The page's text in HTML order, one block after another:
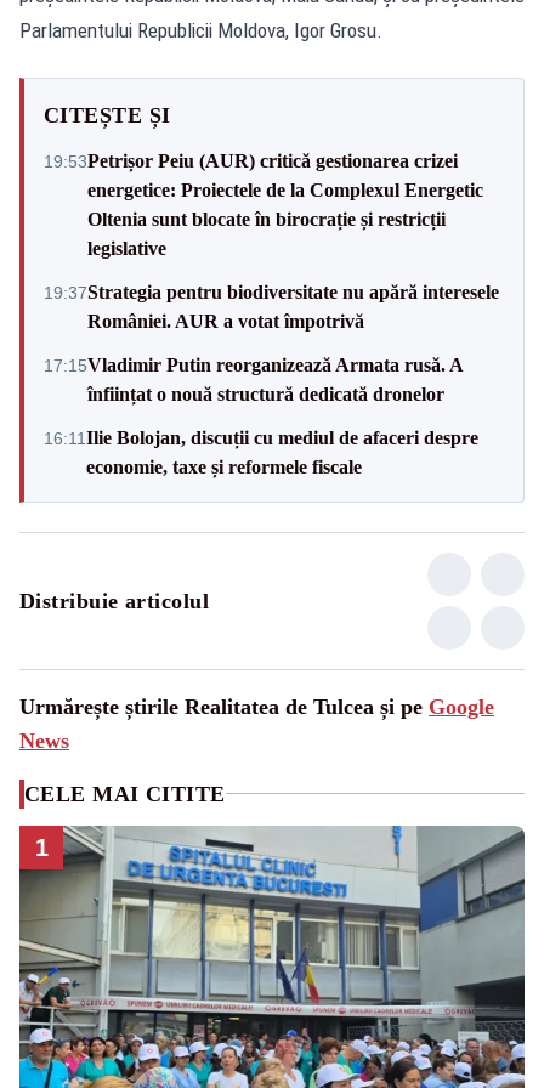
Parlamentului Republicii Moldova, Igor Grosu.
CITEȘTE ȘI
19:53Petrișor Peiu (AUR) critică gestionarea crizei
energetice: Proiectele de la Complexul Energetic
Oltenia sunt blocate în birocrație și restricții
legislative
19:37Strategia pentru biodiversitate nu apără interesele
României. AUR a votat împotrivă
17:15Vladimir Putin reorganizează Armata rusă. A
înființat o nouă structură dedicată dronelor
16:11Ilie Bolojan, discuții cu mediul de afaceri despre
economie, taxe și reformele fiscale
Distribuie articolul
Urmărește știrile Realitatea de Tulcea și pe Google
News
CELE MAI CITITE
1